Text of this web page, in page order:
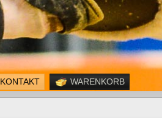
KONTAKT WARENKORB